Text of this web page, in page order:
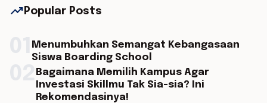
trending_up Popular Posts
Menumbuhkan Semangat Kebangasaan
Siswa Boarding School
Bagaimana Memilih Kampus Agar
Investasi Skillmu Tak Sia-sia? Ini
Rekomendasinya!